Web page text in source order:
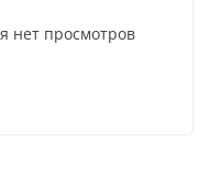
нет просмотров